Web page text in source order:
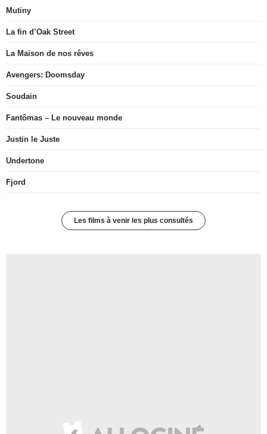
Mutiny
La fin d’Oak Street
La Maison de nos rêves
Avengers: Doomsday
Soudain
Fantômas – Le nouveau monde
Justin le Juste
Undertone
Fjord
Les films à venir les plus consultés